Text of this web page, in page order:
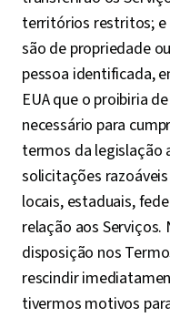
territórios restritos; e
são de propriedade
pessoa identificada,
EUA que o proibiria
necessário para
termos da legislação
solicitações
locais, estaduais,
relação aos
disposição nos
rescindir
tivermos motivos